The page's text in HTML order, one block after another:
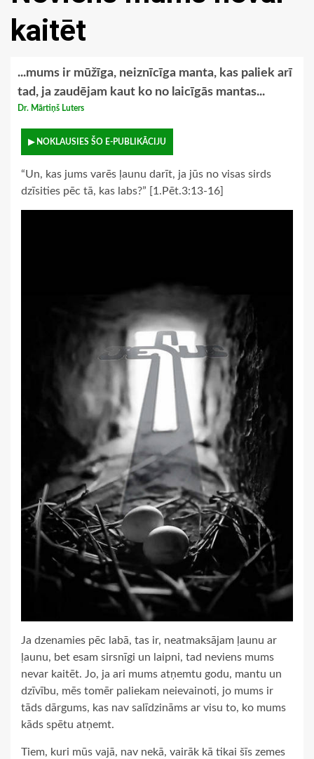
kaitēt
...mums ir mūžīga, neiznīcīga manta, kas paliek arī
tad, ja zaudējam kaut ko no laicīgās mantas...
Dr. Mārtiņš Luters
▶ NOKLAUSIES ŠO E-PUBLIKĀCIJU
“Un, kas jums varēs ļaunu darīt, ja jūs no visas sirds
dzīsities pēc tā, kas labs?” [1.Pēt.3:13-16]
Ja dzenamies pēc labā, tas ir, neatmaksājam ļaunu ar
ļaunu, bet esam sirsnīgi un laipni, tad neviens mums
nevar kaitēt. Jo, ja ari mums atņemtu godu, mantu un
dzīvību, mēs tomēr paliekam neievainoti, jo mums ir
tāds dārgums, kas nav salīdzināms ar visu to, ko mums
kāds spētu atņemt.
Tiem, kuri mūs vajā, nav nekā, vairāk kā tikai šīs zemes